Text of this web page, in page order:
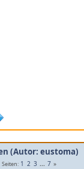
(Autor: eustoma)
Seiten 1 2 3 ... 7